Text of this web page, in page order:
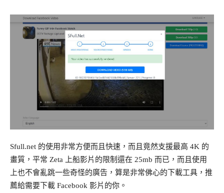
Sfull.net 的使用非常方便而且快速，而且竟然支援最高 4K 的
畫質，平常 Zeta 上船影片的限制還在 25mb 而已，而且使用
上也不會亂跳一些奇怪的廣告，算是非常佛心的下載工具，推
薦給需要下載 Facebook 影片的你。